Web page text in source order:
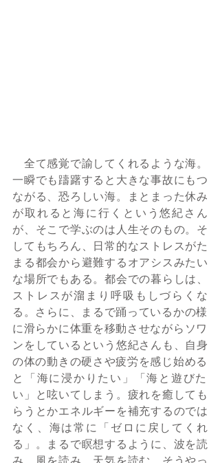
全て感覚で諭してくれるような海。
一瞬でも躊躇すると大きな事故にもつ
ながる、恐ろしい海。まとまった休み
が取れると海に行くという悠紀さん
が、そこで学ぶのは人生そのもの。そ
してもちろん、日常的なストレスがた
まる都会から避難するオアシスみたい
な場所でもある。都会での暮らしは、
ストレスが溜まり呼吸もしづらくな
る。さらに、まるで踊っているかの様
に滑らかに体重を移動させながらソワ
ンをしているという悠紀さんも、自身
の体の動きの硬さや疲労を感じ始める
と「海に浸かりたい」「海と遊びた
い」と呟いてしまう。疲れを癒しても
らうとかエネルギーを補充するのでは
なく、海は常に「ゼロに戻してくれ
る」。まるで瞑想するように、波を読